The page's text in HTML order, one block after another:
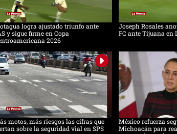
logra ajustado triunfo ante
y sigue firme en Copa
2026
Joseph Rosales
FC ante Tijuana en
motos, más riesgos las cifras que
sobre la seguridad vial en SPS
México refuerza
Michoacán para